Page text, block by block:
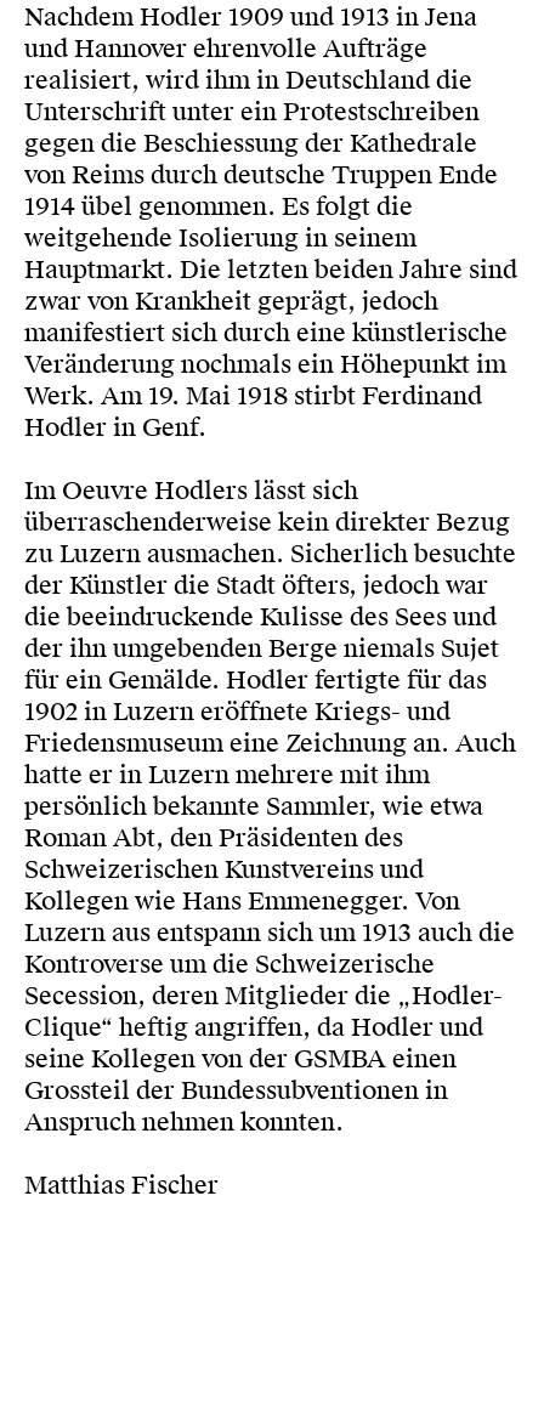
Nachdem Hodler 1909 und 1913 in Jena
und Hannover ehrenvolle Aufträge
realisiert, wird ihm in Deutschland die
Unterschrift unter ein Protestschreiben
gegen die Beschiessung der Kathedrale
von Reims durch deutsche Truppen Ende
1914 übel genommen. Es folgt die
weitgehende Isolierung in seinem
Hauptmarkt. Die letzten beiden Jahre sind
zwar von Krankheit geprägt, jedoch
manifestiert sich durch eine künstlerische
Veränderung nochmals ein Höhepunkt im
Werk. Am 19. Mai 1918 stirbt Ferdinand
Hodler in Genf.
Im Oeuvre Hodlers lässt sich
überraschenderweise kein direkter Bezug
zu Luzern ausmachen. Sicherlich besuchte
der Künstler die Stadt öfters, jedoch war
die beeindruckende Kulisse des Sees und
der ihn umgebenden Berge niemals Sujet
für ein Gemälde. Hodler fertigte für das
1902 in Luzern eröffnete Kriegs- und
Friedensmuseum eine Zeichnung an. Auch
hatte er in Luzern mehrere mit ihm
persönlich bekannte Sammler, wie etwa
Roman Abt, den Präsidenten des
Schweizerischen Kunstvereins und
Kollegen wie Hans Emmenegger. Von
Luzern aus entspann sich um 1913 auch die
Kontroverse um die Schweizerische
Secession, deren Mitglieder die „Hodler-
Clique“ heftig angriffen, da Hodler und
seine Kollegen von der GSMBA einen
Grossteil der Bundessubventionen in
Anspruch nehmen konnten.
Matthias Fischer